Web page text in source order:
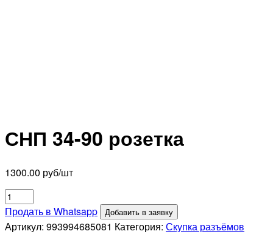
СНП 34-90 розетка
1300.00 руб/шт
Количество
товара
СНП
Продать в Whatsapp Добавить в заявку
Артикул: 993994685081 Категория: Скупка разъёмов